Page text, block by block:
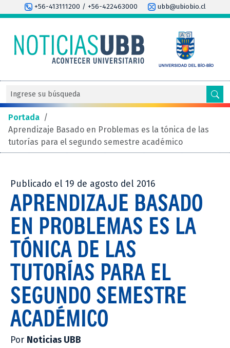
+56-413111200 / +56-422463000 ubb@ubiobio.cl
Portada /
Aprendizaje Basado en Problemas es la tónica de las
tutorías para el segundo semestre académico
Publicado el 19 de agosto del 2016
APRENDIZAJE BASADO
EN PROBLEMAS ES LA
TÓNICA DE LAS
TUTORÍAS PARA EL
SEGUNDO SEMESTRE
ACADÉMICO
Por Noticias UBB